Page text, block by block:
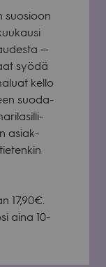
suo­sioon
—
syödä
kello
suo­da­
asiak­
17,90€.
aina 10-